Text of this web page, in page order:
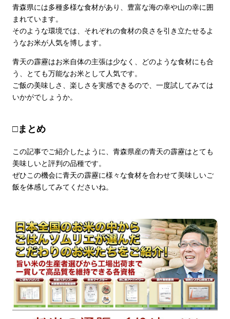
青森県には多種多様な食材があり、豊富な海の幸や山の幸に囲
まれています。
そのような環境では、それぞれの食材の良さを引き立たせるよ
うなお米が人気を博します。
青天の霹靂はお米自体の主張は少なく、どのような食材にも合
う、とても万能なお米として人気です。
ご飯の美味しさ、楽しさを実感できるので、一度試してみては
いかがでしょうか。
□まとめ
この記事でご紹介したように、青森県産の青天の霹靂はとても
美味しいと評判の品種です。
ぜひこの機会に青天の霹靂に様々な食材を合わせて美味しいご
飯を体感してみてくださいね。